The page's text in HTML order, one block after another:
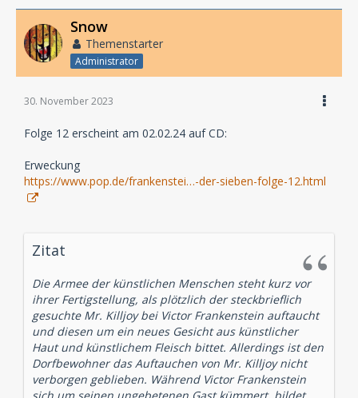
Snow
Themenstarter
Administrator
30. November 2023
Folge 12 erscheint am 02.02.24 auf CD:
Erweckung
https://www.pop.de/frankenstei…-der-sieben-folge-12.html
Zitat
Die Armee der künstlichen Menschen steht kurz vor
ihrer Fertigstellung, als plötzlich der steckbrieflich
gesuchte Mr. Killjoy bei Victor Frankenstein auftaucht
und diesen um ein neues Gesicht aus künstlicher
Haut und künstlichem Fleisch bittet. Allerdings ist den
Dorfbewohner das Auftauchen von Mr. Killjoy nicht
verborgen geblieben. Während Victor Frankenstein